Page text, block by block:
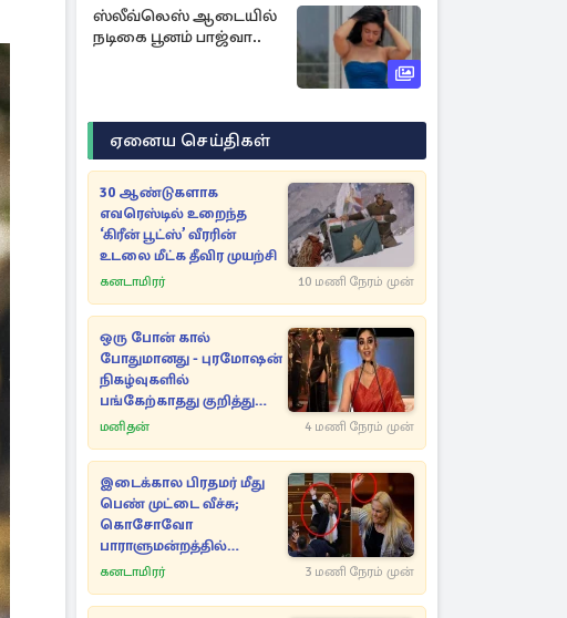
ஸ்லீவ்லெஸ் ஆடையில்
நடிகை பூனம் பாஜ்வா..
ஏனைய செய்திகள்
30 ஆண்டுகளாக
எவரெஸ்டில் உறைந்த
‘கிரீன் பூட்ஸ்’ வீரரின்
உடலை மீட்க தீவிர முயற்சி
கனடாமிரர் 10 மணி நேரம் முன்
ஒரு போன் கால்
போதுமானது - புரமோஷன்
நிகழ்வுகளில்
பங்கேற்காதது குறித்து
நயன்தாரா ஓபன் டாக்!
மனிதன் 4 மணி நேரம் முன்
இடைக்கால பிரதமர் மீது
பெண் முட்டை வீச்சு;
கொசோவோ
பாராளுமன்றத்தில்
சலசலப்பு
கனடாமிரர் 3 மணி நேரம் முன்